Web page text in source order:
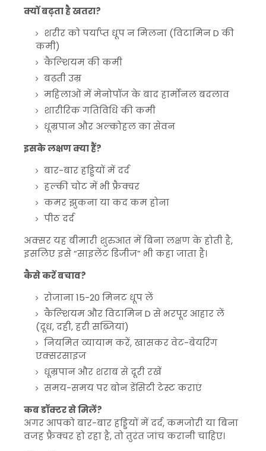
क्यों बढ़ता है खतरा?
शरीर को पर्याप्त धूप न मिलना (विटामिन D की
कमी)
कैल्शियम की कमी
बढ़ती उम्र
महिलाओं में मेनोपॉज के बाद हार्मोनल बदलाव
शारीरिक गतिविधि की कमी
धूम्रपान और अल्कोहल का सेवन
इसके लक्षण क्या हैं?
बार-बार हड्डियों में दर्द
हल्की चोट में भी फ्रैक्चर
कमर झुकना या कद कम होना
पीठ दर्द
अक्सर यह बीमारी शुरुआत में बिना लक्षण के होती है,
इसलिए इसे “साइलेंट डिजीज” भी कहा जाता है।
कैसे करें बचाव?
रोजाना 15-20 मिनट धूप लें
कैल्शियम और विटामिन D से भरपूर आहार लें
(दूध, दही, हरी सब्जियां)
नियमित व्यायाम करें, खासकर वेट-बेयरिंग
एक्सरसाइज
धूम्रपान और शराब से दूरी रखें
समय-समय पर बोन डेंसिटी टेस्ट कराएं
कब डॉक्टर से मिलें?
अगर आपको बार-बार हड्डियों में दर्द, कमजोरी या बिना
वजह फ्रैक्चर हो रहा है, तो तुरंत जांच करानी चाहिए।